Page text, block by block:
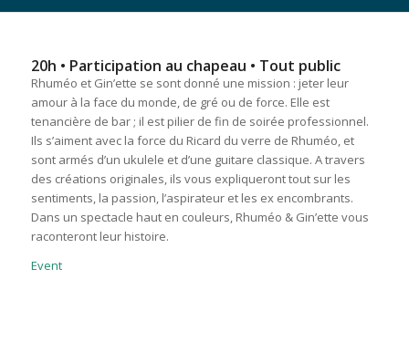
20h • Participation au chapeau • Tout public
Rhuméo et Gin’ette se sont donné une mission : jeter leur
amour à la face du monde, de gré ou de force. Elle est
tenancière de bar ; il est pilier de fin de soirée professionnel.
Ils s’aiment avec la force du Ricard du verre de Rhuméo, et
sont armés d’un ukulele et d’une guitare classique. A travers
des créations originales, ils vous expliqueront tout sur les
sentiments, la passion, l’aspirateur et les ex encombrants.
Dans un spectacle haut en couleurs, Rhuméo & Gin’ette vous
raconteront leur histoire.
Event